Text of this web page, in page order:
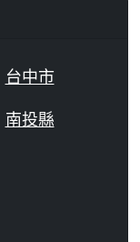
台中市
南投縣